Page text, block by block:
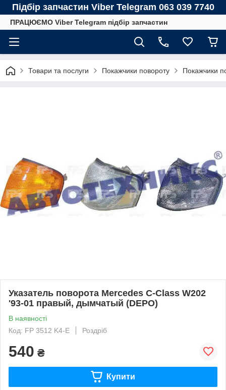
Підбір запчастин Viber Telegram 063 039 7740
ПРАЦЮЄМО Viber Telegram підбір запчастин
Товари та послуги Покажчики повороту Покажчики
Указатель поворота Mercedes C-Class W202
'93-01 правый, дымчатый (DEPO)
В наявності
Код: FP 3512 K4-E
Роздріб
540 ₴
Купити